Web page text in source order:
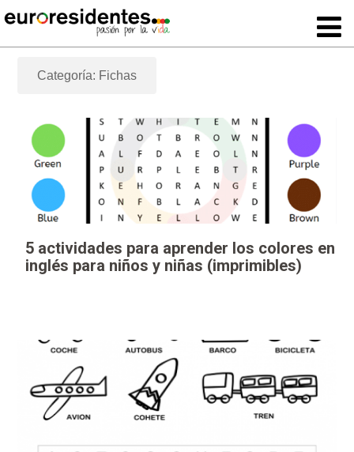
Categoría: Fichas
5 actividades para aprender los colores en
inglés para niños y niñas (imprimibles)